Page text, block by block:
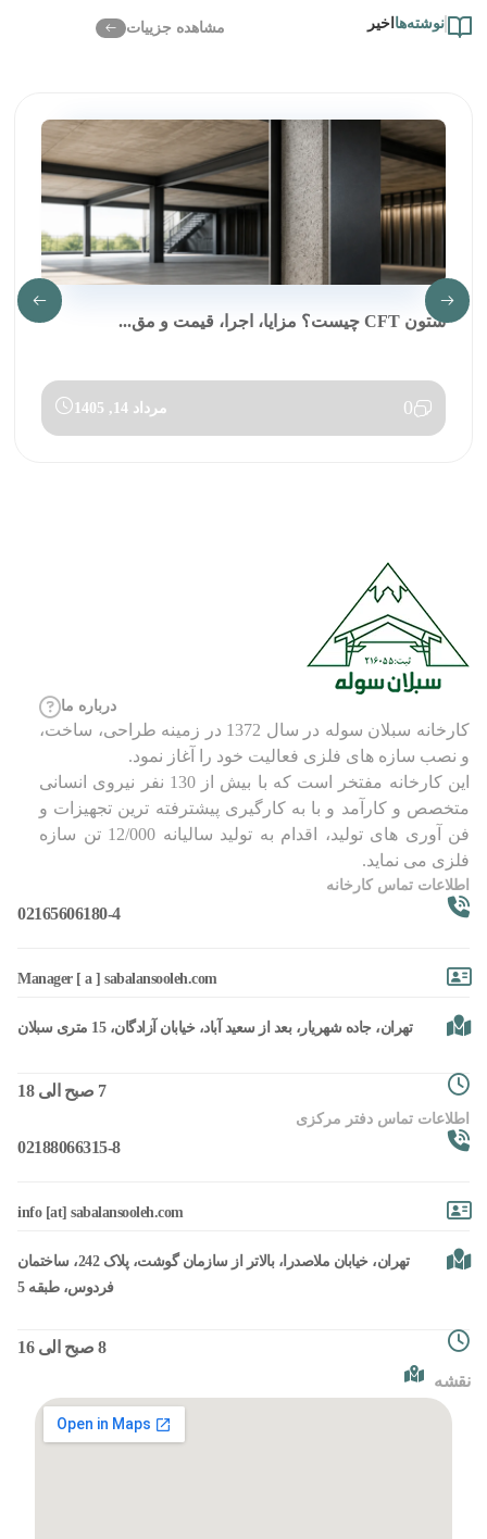
نوشته‌ها اخیر مشاهده جزییات
ستون CFT چیست؟ مزایا، اجرا، قیمت و مق...
0 مرداد 14, 1405
درباره ما
کارخانه سبلان سوله در سال 1372 در زمینه طراحی، ساخت،
و نصب سازه های فلزی فعالیت خود را آغاز نمود.
این کارخانه مفتخر است که با بیش از 130 نفر نیروی انسانی
متخصص و کارآمد و با به کارگیری پیشترفته ترین تجهیزات و
فن آوری های تولید، اقدام به تولید سالیانه 12/000 تن سازه
فلزی می نماید.
اطلاعات تماس کارخانه
02165606180-4
Manager [ a ] sabalansooleh.com
تهران، جاده شهریار، بعد از سعید آباد، خیابان آزادگان، 15 متری سبلان
7 صبح الی 18
اطلاعات تماس دفتر مرکزی
02188066315-8
info [at] sabalansooleh.com
تهران، خیابان ملاصدرا، بالاتر از سازمان گوشت، پلاک 242، ساختمان
فردوس، طبقه 5
8 صبح الی 16
نقشه